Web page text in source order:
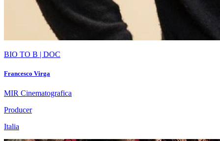
BIO TO B | DOC
Francesco Virga
MIR Cinematografica
Producer
Italia